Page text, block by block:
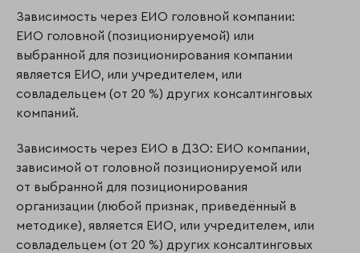
Зависимость через ЕИО головной компании:
ЕИО головной (позиционируемой) или
выбранной для позиционирования компании
является ЕИО, или учредителем, или
совладельцем (от 20 %) других консалтинговых
компаний.
Зависимость через ЕИО в ДЗО: ЕИО компании,
зависимой от головной позиционируемой или
от выбранной для позиционирования
организации (любой признак, приведённый в
методике), является ЕИО, или учредителем, или
совладельцем (от 20 %) других консалтинговых